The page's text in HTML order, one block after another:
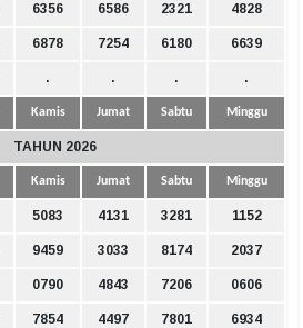
6356 6586 2321 4828
6878 7254 6180 6639
. . . .
Kamis Jumat Sabtu Minggu
TAHUN 2026
Kamis Jumat Sabtu Minggu
5083 4131 3281 1152
9459 3033 8174 2037
0790 4843 7206 0606
7854 4497 7801 6934